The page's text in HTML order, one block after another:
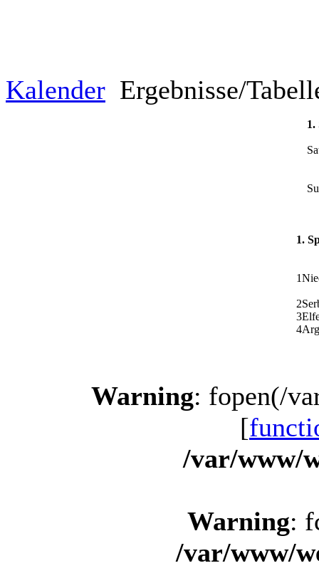
Kalender Ergebnisse/
1.
1.
1
2
3
4
Warning: fopen(/
[
/var/www/
Warning:
/var/www/